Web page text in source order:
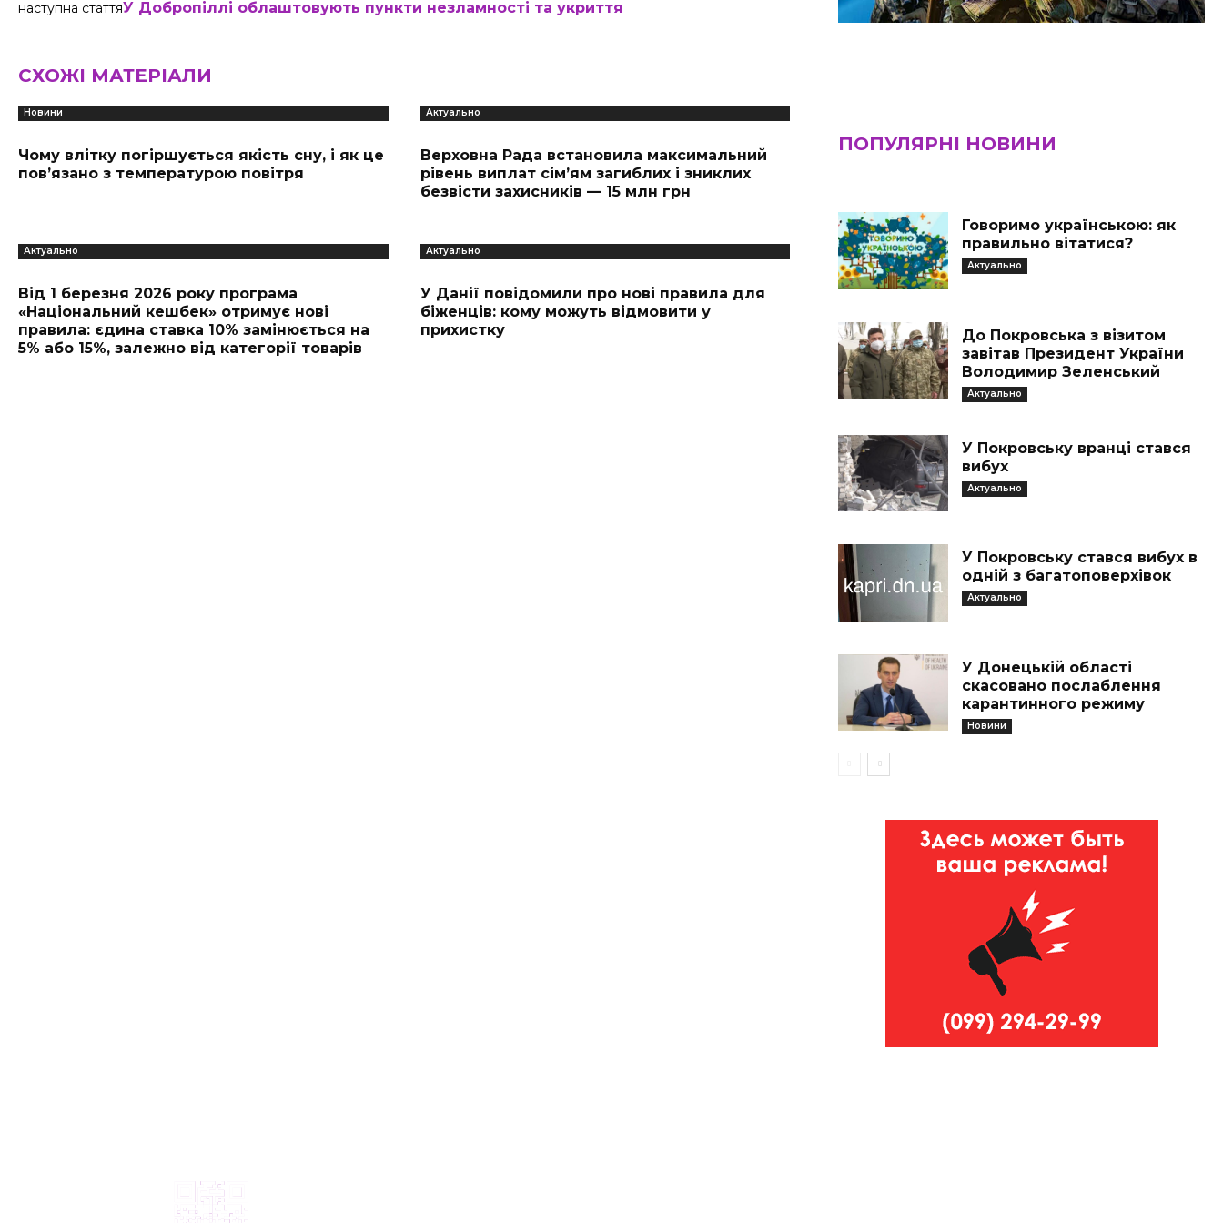
наступна статтяУ Добропіллі облаштовують пункти незламності та укриття
СХОЖІ МАТЕРІАЛИ
Новини
Чому влітку погіршується якість сну, і як це
пов’язано з температурою повітря
Актуально
Верховна Рада встановила максимальний
рівень виплат сім’ям загиблих і зниклих
безвісти захисників — 15 млн грн
Актуально
Від 1 березня 2026 року програма
«Національний кешбек» отримує нові
правила: єдина ставка 10% замінюється на
5% або 15%, залежно від категорії товарів
Актуально
У Данії повідомили про нові правила для
біженців: кому можуть відмовити у
прихистку
ПОПУЛЯРНІ НОВИНИ
Говоримо українською: як
правильно вітатися?
Актуально
До Покровська з візитом
завітав Президент України
Володимир Зеленський
Актуально
У Покровську вранці стався
вибух
Актуально
У Покровську стався вибух в
одній з багатоповерхівок
Актуально
У Донецькій області
скасовано послаблення
карантинного режиму
Новини